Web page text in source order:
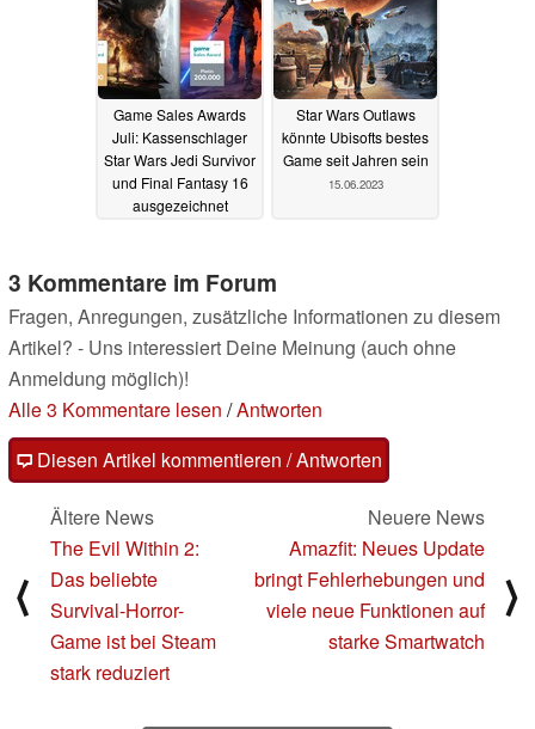
27.10.2023
Game Sales Awards
Juli: Kassenschlager
Star Wars Jedi Survivor
und Final Fantasy 16
ausgezeichnet
Star Wars Outlaws
könnte Ubisofts bestes
Game seit Jahren sein
15.06.2023
3 Kommentare im Forum
Fragen, Anregungen, zusätzliche Informationen zu diesem
Artikel? - Uns interessiert Deine Meinung (auch ohne
Anmeldung möglich)!
Alle 3 Kommentare lesen /Antworten
Diesen Artikel kommentieren / Antworten
⟨
Ältere News
The Evil Within 2:
Das beliebte
Survival-Horror-
Game ist bei Steam
stark reduziert
Neuere News
Amazfit: Neues Update
bringt Fehlerhebungen und
viele neue Funktionen auf
starke Smartwatch
⟩